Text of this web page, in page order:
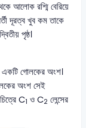
আলোক রশ্মি বেরিয়ে
দূরত্ব খুব কম তাকে
পৃষ্ঠ।
একটি গোলকের অংশ।
অংশ সেই
C1 ও C2 লেন্সের